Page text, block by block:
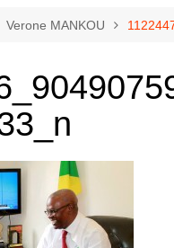
Verone MANKOU